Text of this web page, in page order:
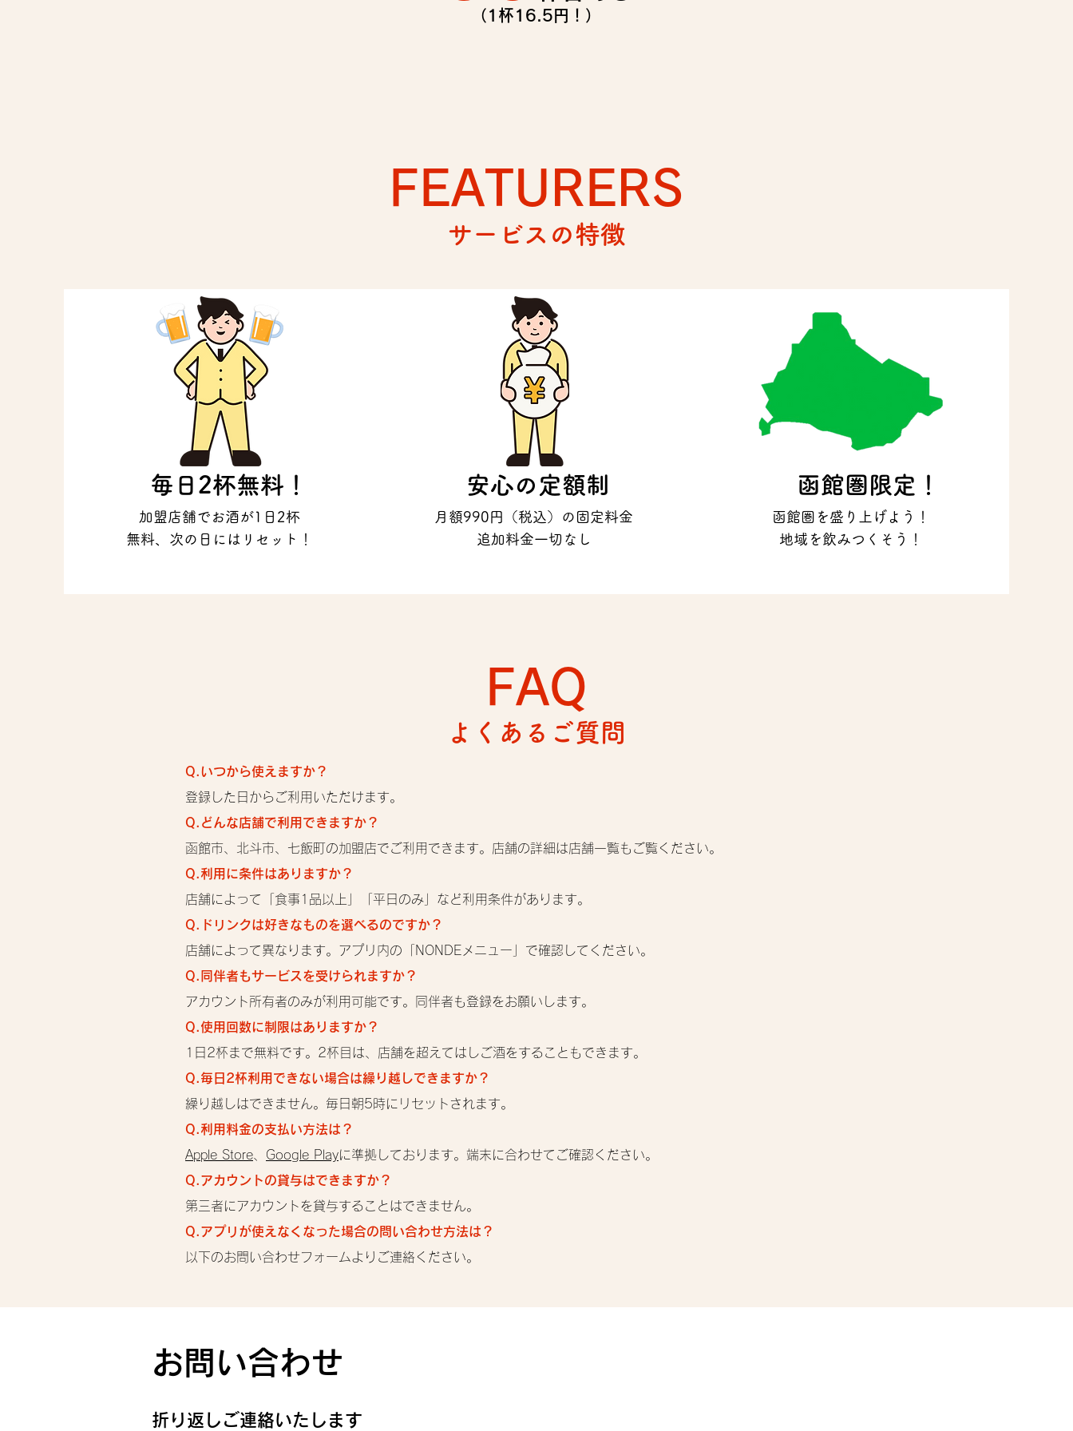
（1杯16.5円！）
FEATURERS
サービスの特徴
毎日2杯無料！
加盟店舗でお酒が1日2杯
無料、次の日にはリセット！
安心の定額制
月額990円（税込）の固定料金
追加料金一切なし
函館圏限定！
函館圏を盛り上げよう！
地域を飲みつくそう！
FAQ
よくあるご質問
​Q.いつから使えますか？
登録した日からご利用いただけます。
Q.どんな店舗で利用できますか？
函館市、北斗市、七飯町の加盟店でご利用できます。店舗の詳細は店舗一覧もご覧ください。
Q.利用に条件はありますか？
店舗によって「食事1品以上」「平日のみ」など利用条件があります。
Q.ドリンクは好きなものを選べるのですか？
店舗によって異なります。アプリ内の「NONDEメニュー」で確認してください。
Q.同伴者もサービスを受けられますか？
アカウント所有者のみが利用可能です。同伴者も登録をお願いします。
Q.使用回数に制限はありますか？
1日2杯まで無料です。2杯目は、店舗を超えてはしご酒をすることもできます。
Q.毎日2杯利用できない場合は繰り越しできますか？
繰り越しはできません。毎日朝5時にリセットされます。
Q.利用料金の支払い方法は？
Apple Store
Google Playに準拠しております。端末に合わせてご確認ください。
Q.アカウントの貸与はできますか？
第三者にアカウントを貸与することはできません。
Q.アプリが使えなくなった場合の問い合わせ方法は？
以下のお問い合わせフォームよりご連絡ください。
お問い合わせ
折り返しご連絡いたします